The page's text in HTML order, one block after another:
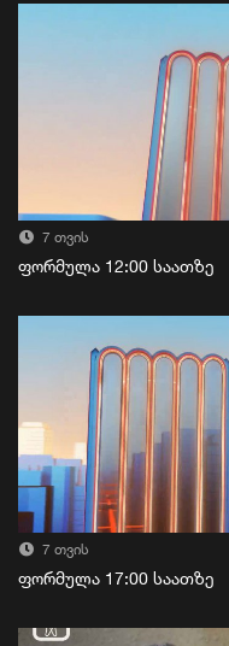
7 თვის
ფორმულა 12:00 საათზე
7 თვის
ფორმულა 17:00 საათზე